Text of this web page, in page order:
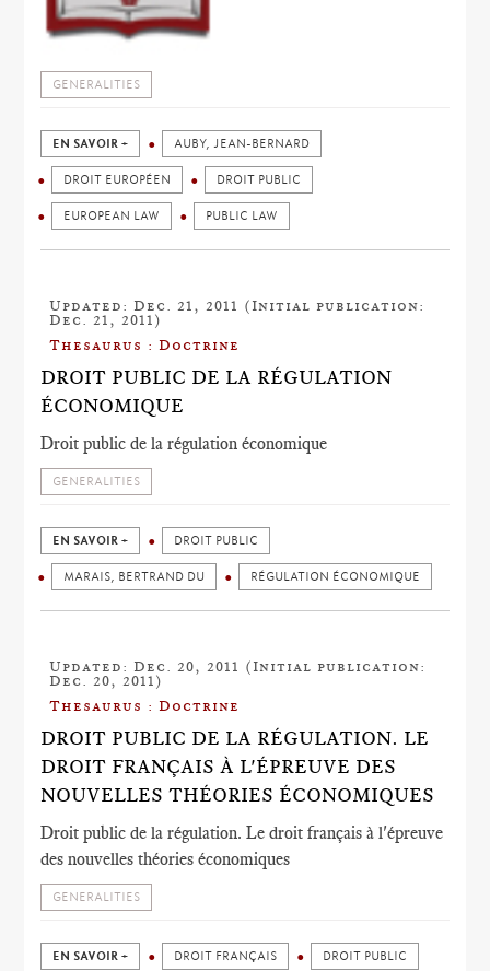
GENERALITIES
EN SAVOIR + AUBY, JEAN-BERNARD
DROIT EUROPÉEN DROIT PUBLIC
EUROPEAN LAW PUBLIC LAW
Updated: Dec. 21, 2011 (Initial publication:
Dec. 21, 2011)
Thesaurus : Doctrine
DROIT PUBLIC DE LA RÉGULATION
ÉCONOMIQUE
Droit public de la régulation économique
GENERALITIES
EN SAVOIR + DROIT PUBLIC
MARAIS, BERTRAND DU RÉGULATION ÉCONOMIQUE
Updated: Dec. 20, 2011 (Initial publication:
Dec. 20, 2011)
Thesaurus : Doctrine
DROIT PUBLIC DE LA RÉGULATION. LE
DROIT FRANÇAIS À L'ÉPREUVE DES
NOUVELLES THÉORIES ÉCONOMIQUES
Droit public de la régulation. Le droit français à l'épreuve
des nouvelles théories économiques
GENERALITIES
EN SAVOIR + DROIT FRANÇAIS DROIT PUBLIC